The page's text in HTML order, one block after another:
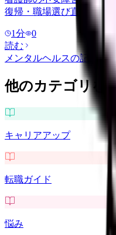
復帰・職場選び直し.
1分
0
読む
メンタルヘルスの記事を
他のカテゴリを
キャリアアップ
転職ガイド
悩み